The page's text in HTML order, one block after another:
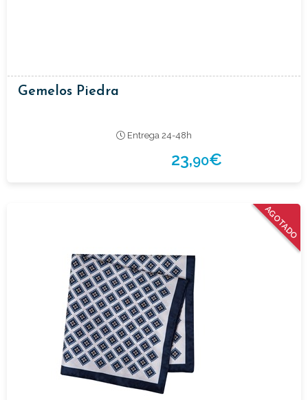
Gemelos Piedra
Entrega 24-48h
23,90€
AGOTADO